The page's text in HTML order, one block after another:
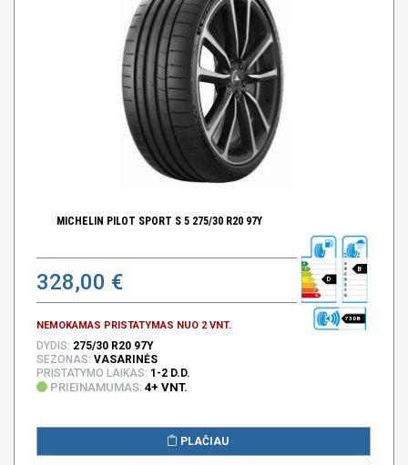
MICHELIN PILOT SPORT S 5 275/30 R20 97Y
328,00 €
NEMOKAMAS PRISTATYMAS NUO 2 VNT.
D
B
73 DB
DYDIS: 275/30 R20 97Y
SEZONAS: VASARINĖS
PRISTATYMO LAIKAS: 1-2 D.D.
PRIEINAMUMAS: 4+ VNT.
PLAČIAU